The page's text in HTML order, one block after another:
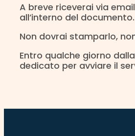
A breve riceverai via
all’interno del
Non dovrai stamparlo,
Entro qualche giorno
dedicato per avviare il